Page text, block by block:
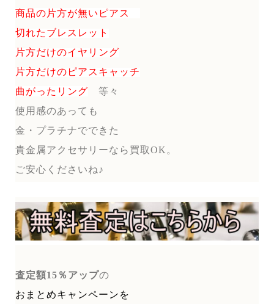
商品の片方が無いピアス
切れたブレスレット
片方だけのイヤリング
片方だけのピアスキャッチ
曲がったリング
等々
使用感のあっても
金・プラチナでできた
貴金属アクセサリーなら買取OK。
ご安心くださいね♪
査定額15％アップの
おまとめキャンペーンを